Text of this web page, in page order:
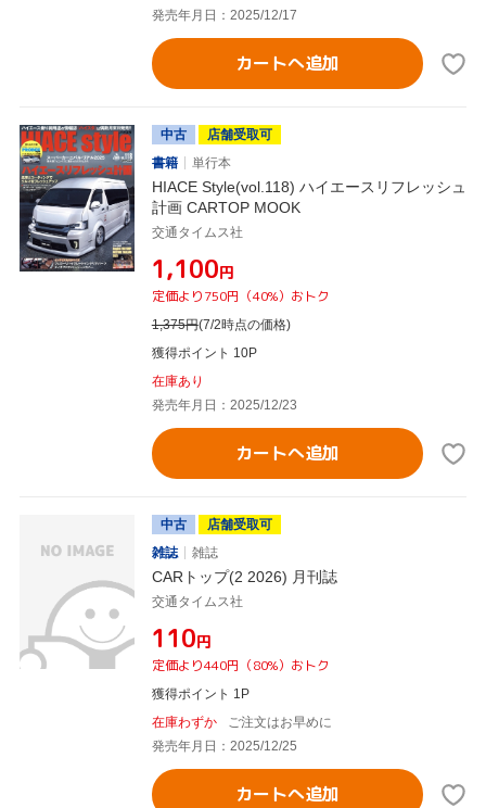
発売年月日：2025/12/17
カートへ追加
中古
店舗受取可
書籍
単行本
HIACE Style(vol.118) ハイエースリフレッシュ
計画 CARTOP MOOK
交通タイムス社
¥1,100円
定価より750円（40%）おトク
1,375円(7/2時点の価格)
獲得ポイント 10P
在庫あり
発売年月日：2025/12/23
カートへ追加
中古
店舗受取可
雑誌
雑誌
CARトップ(2 2026) 月刊誌
交通タイムス社
¥110円
定価より440円（80%）おトク
獲得ポイント 1P
在庫わずか
ご注文はお早めに
発売年月日：2025/12/25
カートへ追加